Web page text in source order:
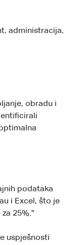
administracija,
obradu i
podataka
i Excel, što je
25%."
uspješnosti